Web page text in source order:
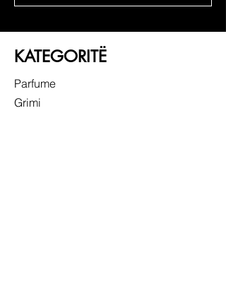
KATEGORITË
Parfume
Grimi